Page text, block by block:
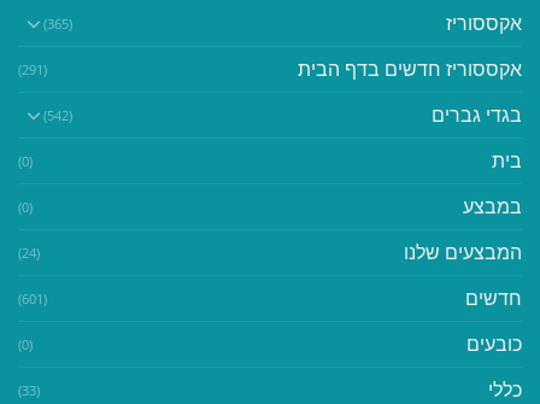
אקססוריז (365)
אקססוריז חדשים בדף הבית (291)
בגדי גברים (542)
בית (0)
במבצע (0)
המבצעים שלנו (24)
חדשים (601)
כובעים (0)
כללי (33)